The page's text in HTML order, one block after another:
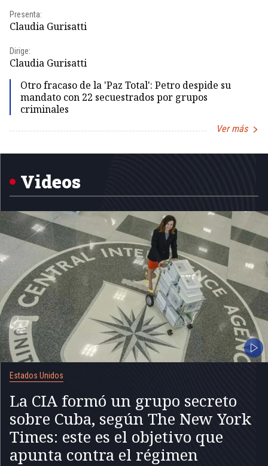
Presenta:
Claudia Gurisatti
Dirige:
Claudia Gurisatti
Otro fracaso de la 'Paz Total': Petro despide su
mandato con 22 secuestrados por grupos
criminales
Ver más
Videos
Estados Unidos
La CIA formó un grupo secreto
sobre Cuba, según The New York
Times: este es el objetivo que
apunta contra el régimen